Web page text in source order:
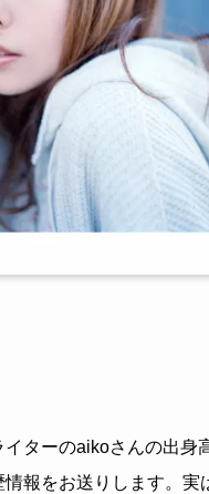
イターのaikoさんの出身
報をお送りします。実